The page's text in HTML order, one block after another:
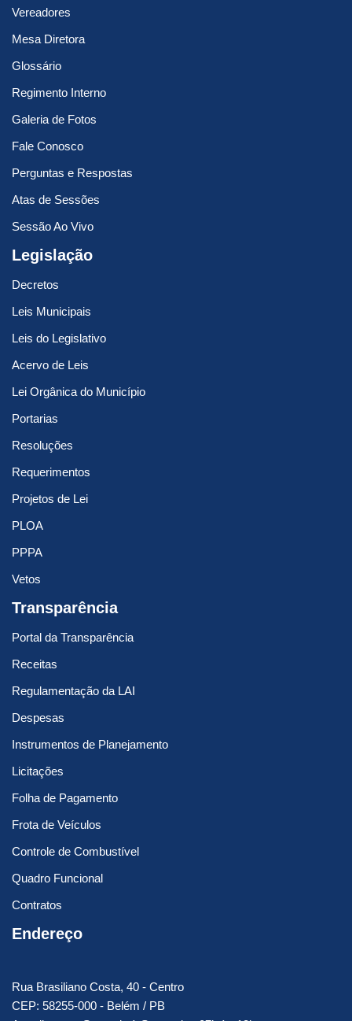
Vereadores
Mesa Diretora
Glossário
Regimento Interno
Galeria de Fotos
Fale Conosco
Perguntas e Respostas
Atas de Sessões
Sessão Ao Vivo
Legislação
Decretos
Leis Municipais
Leis do Legislativo
Acervo de Leis
Lei Orgânica do Município
Portarias
Resoluções
Requerimentos
Projetos de Lei
PLOA
PPPA
Vetos
Transparência
Portal da Transparência
Receitas
Regulamentação da LAI
Despesas
Instrumentos de Planejamento
Licitações
Folha de Pagamento
Frota de Veículos
Controle de Combustível
Quadro Funcional
Contratos
Endereço
Rua Brasiliano Costa, 40 - Centro
CEP: 58255-000 - Belém / PB